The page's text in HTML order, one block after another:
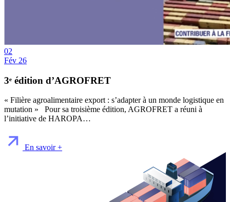
02
Fév 26
3ᵉ édition d’AGROFRET
« Filière agroalimentaire export : s’adapter à un monde logistique en
mutation » Pour sa troisième édition, AGROFRET a réuni à
l’initiative de HAROPA…
En savoir +